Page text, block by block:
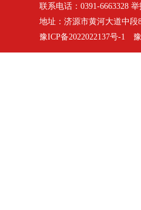
联系电话：0391-6663328 举
地址：济源市黄河大道中
豫ICP备2022022137号-1